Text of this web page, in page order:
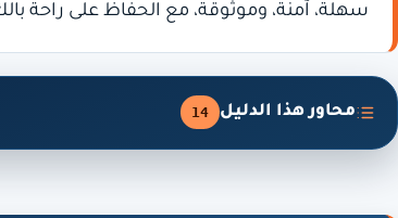
سهلة، آمنة، وموثوقة، مع الحفاظ على راحة
محاور هذا الدليل 14